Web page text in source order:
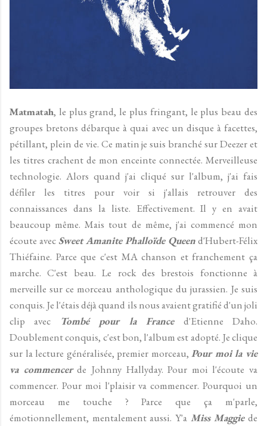
Matmatah, le plus grand, le plus fringant, le plus beau des
groupes bretons débarque à quai avec un disque à facettes,
pétillant, plein de vie. Ce matin je suis branché sur Deezer et
les titres crachent de mon enceinte connectée. Merveilleuse
technologie. Alors quand j'ai cliqué sur l'album, j'ai fais
défiler les titres pour voir si j'allais retrouver des
connaissances dans la liste. Effectivement. Il y en avait
beaucoup même. Mais tout de même, j'ai commencé mon
écoute avec Sweet Amanite Phalloïde Queend'Hubert-Félix
Thiéfaine. Parce que c'est MA chanson et franchement ça
marche. C'est beau. Le rock des brestois fonctionne à
merveille sur ce morceau anthologique du jurassien. Je suis
conquis. Je l'étais déjà quand ils nous avaient gratifié d'un joli
clip avec
Tombé pour la Franced'Etienne Daho.
Doublement conquis, c'est bon, l'album est adopté. Je clique
sur la lecture généralisée, premier morceau,Pour moi la vie
va commencerde Johnny Hallyday. Pour moi l'écoute va
commencer. Pour moi l'plaisir va commencer. Pourquoi un
morceau me touche ? Parce que ça m'parle,
émotionnellement, mentalement aussi. Y'a Miss Maggiede